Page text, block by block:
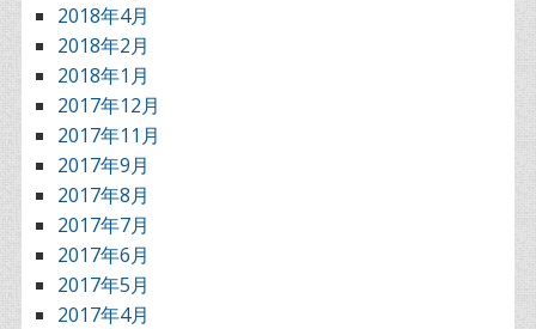
2018年4月
2018年2月
2018年1月
2017年12月
2017年11月
2017年9月
2017年8月
2017年7月
2017年6月
2017年5月
2017年4月